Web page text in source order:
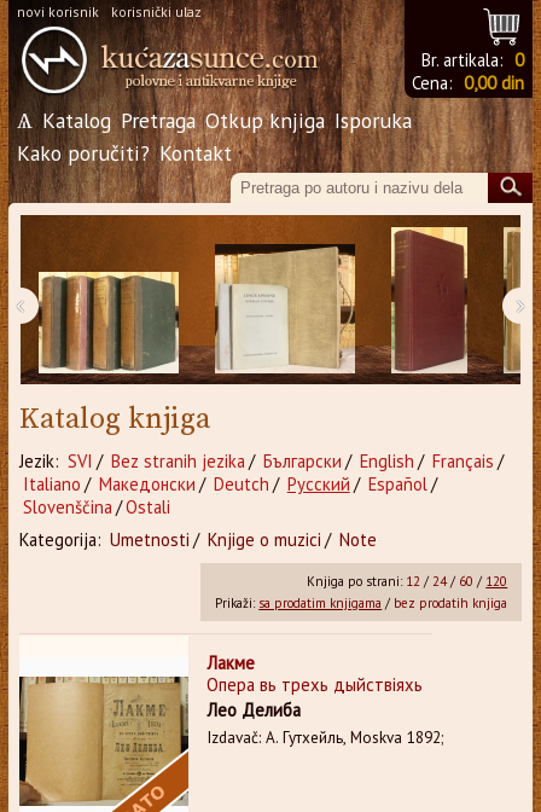
novi korisnik korisnički ulaz
Br. artikala: 0
Cena: 0,00 din
Ѧ Katalog Pretraga Otkup knjiga Isporuka
Kako poručiti? Kontakt
‹ ›
Katalog knjiga
Jezik: SVI / Bez stranih jezika / Български / English / Français /
Italiano / Македонски / Deutch / Русский / Español/
Slovenščina /Ostali
Kategorija: Umetnosti / Knjige o muzici / Note
Knjiga po strani: 12 /24/ 60 / 120
Prikaži: sa prodatim knjigama / bez prodatih knjiga
Лакме
Опера вь трехь дыйствiяхь
Лео Делиба
Izdavač: А. Гутхейль, Moskva 1892;